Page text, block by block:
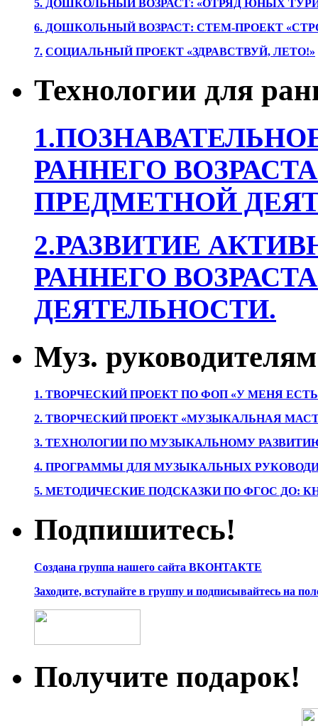
5. ДОШКОЛЬНЫЙ ВОЗРАСТ: «ОТРЯД ЮНЫХ
6. ДОШКОЛЬНЫЙ ВОЗРАСТ: СТЕМ-ПРОЕКТ
7. СОЦИАЛЬНЫЙ ПРОЕКТ «ЗДРАВСТВУЙ, ЛЕТО!»
Технологии для
РАННЕГО
ПРЕДМЕТНОЙ
2.РАЗВИТИЕ
РАННЕГО
ДЕЯТЕЛЬНОСТИ.
Муз. руководителям
1. ТВОРЧЕСКИЙ ПРОЕКТ ПО ФОП «У МЕНЯ
2. ТВОРЧЕСКИЙ ПРОЕКТ «МУЗЫКАЛЬНАЯ
3. ТЕХНОЛОГИИ ПО МУЗЫКАЛЬНОМУ
4. ПРОГРАММЫ ДЛЯ МУЗЫКАЛЬНЫХ
5. МЕТОДИЧЕСКИЕ ПОДСКАЗКИ ПО ФГОС ДО:
Подпишитесь!
Создана группа нашего сайта ВКОНТАКТЕ
Заходите, вступайте в группу и подписывайтесь на
Получите подарок!